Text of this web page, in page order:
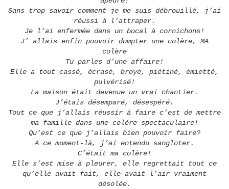
Sans trop savoir comment je me suis débrouillé, j’ai
réussi à l’attraper.
Je l’ai enfermée dans un bocal à cornichons!
J’ allais enfin pouvoir dompter une colère, MA
colère
Tu parles d’une affaire!
Elle a tout cassé, écrasé, broyé, piétiné, émietté,
pulvérisé!
La maison était devenue un vrai chantier.
J’étais désemparé, désespéré.
Tout ce que j’allais réussir à faire c’est de mettre
ma famille dans une colère spectaculaire!
Qu’est ce que j’allais bien pouvoir faire?
A ce moment-là, j’ai entendu sangloter.
C’était ma colère!
Elle s’est mise à pleurer, elle regrettait tout ce
qu’elle avait fait, elle avait l’air vraiment
désolée.